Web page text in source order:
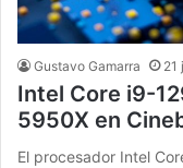
Gustavo Gamarra 21
Intel Core i9-
5950X en
El procesador Intel